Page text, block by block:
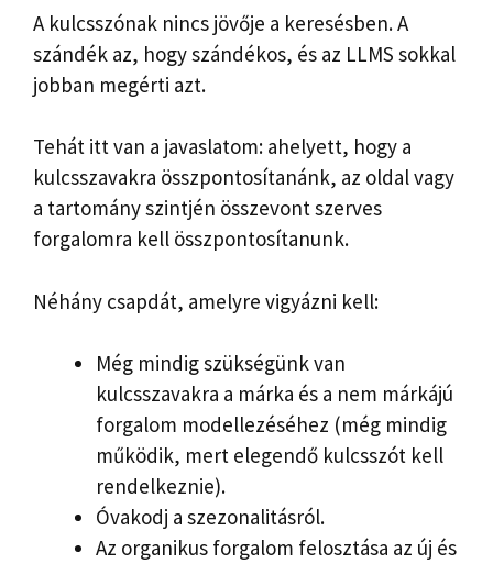
A kulcsszónak nincs jövője a keresésben. A
szándék az, hogy szándékos, és az LLMS sokkal
jobban megérti azt.
Tehát itt van a javaslatom: ahelyett, hogy a
kulcsszavakra összpontosítanánk, az oldal vagy
a tartomány szintjén összevont szerves
forgalomra kell összpontosítanunk.
Néhány csapdát, amelyre vigyázni kell:
Még mindig szükségünk van
kulcsszavakra a márka és a nem márkájú
forgalom modellezéséhez (még mindig
működik, mert elegendő kulcsszót kell
rendelkeznie).
Óvakodj a szezonalitásról.
Az organikus forgalom felosztása az új és